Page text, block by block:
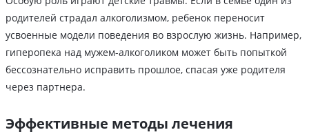
родителей страдал алкоголизмом, ребенок переносит
усвоенные модели поведения во взрослую жизнь. Например,
гиперопека над мужем-алкоголиком может быть попыткой
бессознательно исправить прошлое, спасая уже родителя
через партнера.
Эффективные методы лечения